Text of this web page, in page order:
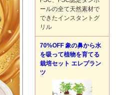
ールの全て天然素材で
できたインスタントグ
リル
70%OFF 象の鼻から水
を吸って植物を育てる
栽培セット エレプラン
ツ